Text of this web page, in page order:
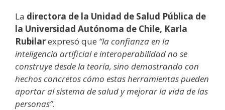
La directora de la Unidad de Salud Pública de
la Universidad Autónoma de Chile, Karla
Rubilarexpresó que “la confianza en la
inteligencia artificial e interoperabilidad no se
construye desde la teoría, sino demostrando con
hechos concretos cómo estas herramientas pueden
aportar al sistema de salud y mejorar la vida de las
personas”.